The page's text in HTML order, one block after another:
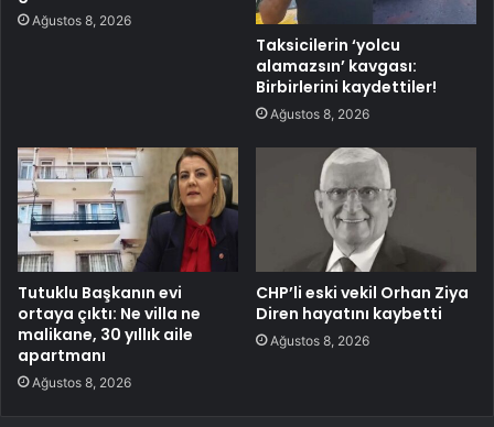
Ağustos 8, 2026
Taksicilerin ‘yolcu
alamazsın’ kavgası:
Birbirlerini kaydettiler!
Ağustos 8, 2026
Tutuklu Başkanın evi
ortaya çıktı: Ne villa ne
malikane, 30 yıllık aile
apartmanı
Ağustos 8, 2026
CHP’li eski vekil Orhan Ziya
Diren hayatını kaybetti
Ağustos 8, 2026